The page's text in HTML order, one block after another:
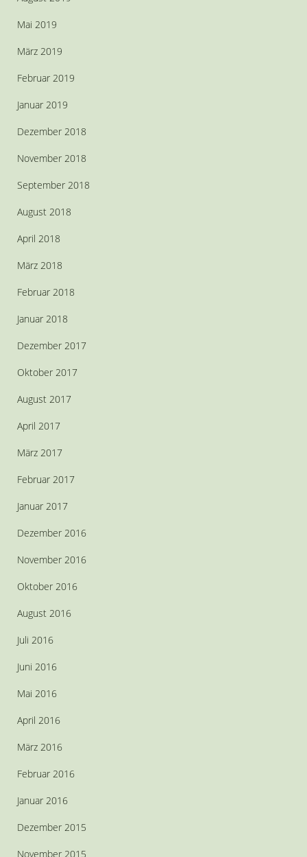
Mai 2019
März 2019
Februar 2019
Januar 2019
Dezember 2018
November 2018
September 2018
August 2018
April 2018
März 2018
Februar 2018
Januar 2018
Dezember 2017
Oktober 2017
August 2017
April 2017
März 2017
Februar 2017
Januar 2017
Dezember 2016
November 2016
Oktober 2016
August 2016
Juli 2016
Juni 2016
Mai 2016
April 2016
März 2016
Februar 2016
Januar 2016
Dezember 2015
November 2015